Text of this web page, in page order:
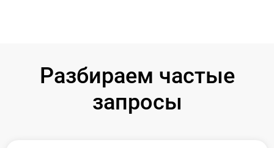
Разбираем частые
запросы